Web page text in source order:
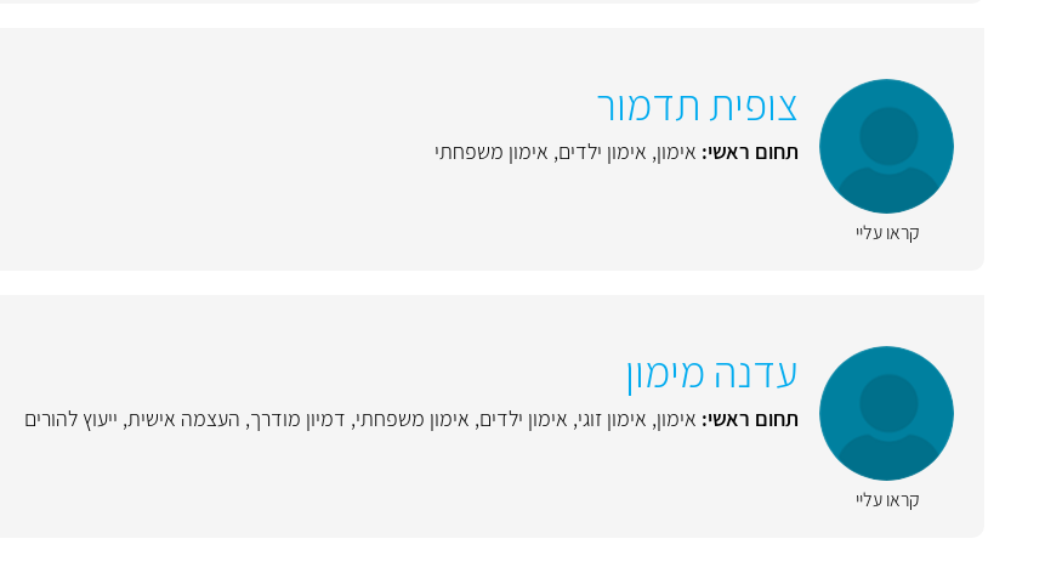
קראו עליי
צופית תדמור
תחום ראשי: אימון, אימון ילדים, אימון משפחתי
קראו עליי
עדנה מימון
תחום ראשי: אימון, אימון זוגי, אימון ילדים, אימון משפחתי, דמיון מודרך, העצמה אישית, ייעוץ להורים